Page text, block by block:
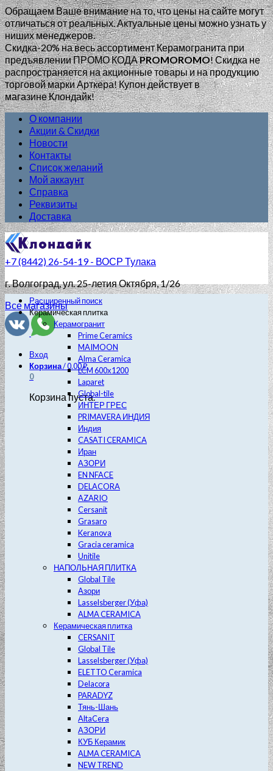
Обращаем Ваше внимание на то, что цены на сайте могут
отличаться от реальных. Актуальные цены можно узнать у
ниших менеджеров.
Скидка-20% на весь ассортимент Керамогранита при
предъявлении ПРОМО КОДАPROMOROMO!Скидка не
распространяется на акционные товары и на продукцию
торговой марки Арткера! Купон действует в
магазине Клондайк!
О компании
Акции & Скидки
Новости
Контакты
Список желаний
Мой аккаунт
Справка
Реквизиты
Доставка
+7 (8442) 26-54-19 - ВОСР Тулака
г. Волгоград, ул. 25-летия Октября, 1/26
Все магазины
Вход
Корзина/0.00₽
0
Корзина пуста.
Расширенный поиск
Керамическая плитка
Керамогранит
Prime Ceramics
MAIMOON
Alma Ceramica
LCM 600х1200
Laparet
Global-tile
ИНТЕР ГРЕС
PRIMAVERA ИНДИЯ
Индия
CASATI CERAMICA
Иран
АЗОРИ
EN NFACE
DELACORA
AZARIO
Cersanit
Grasaro
Keranova
Gracia ceramica
Unitile
НАПОЛЬНАЯ ПЛИТКА
Global Tile
Азори
Lasselsberger (Уфа)
ALMA CERAMICA
Керамическая плитка
CERSANIT
Global Tile
Lasselsberger (Уфа)
ELETTO Ceramica
Delacora
PARADYZ
Тянь-Шань
AltaCera
АЗОРИ
КУБ Керамик
ALMA CERAMICA
NEW TREND